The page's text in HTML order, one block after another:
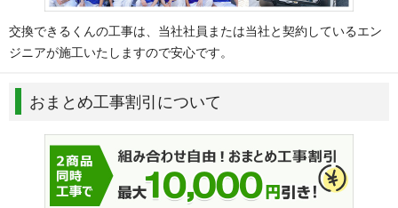
交換できるくんの工事は、当社社員または当社と契約しているエン
ジニアが施工いたしますので安心です。
おまとめ工事割引について